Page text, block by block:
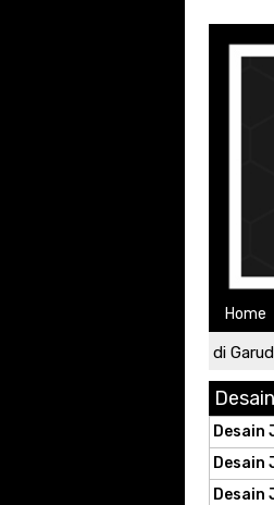
Home
Selamat Datang di Garuda
Desain
Desain
Desain